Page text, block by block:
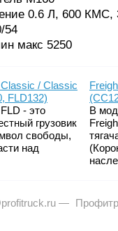
0.6 Л, 600 КМС,
54
макс 5250
/ Classic
FLD132)
- это
грузовик
свободы,
над
В
—